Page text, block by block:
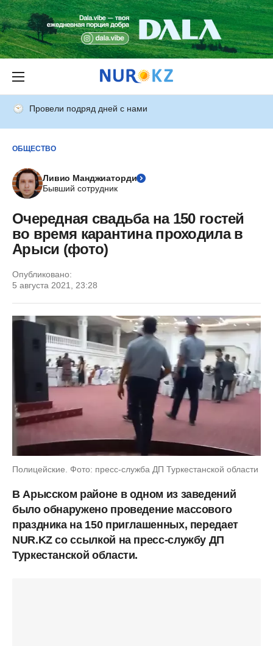
Провели подряд дней с нами
ОБЩЕСТВО
Ливио Манджиаторди
Бывший сотрудник
Очередная свадьба на 150 гостей
во время карантина проходила в
Арыси (фото)
Опубликовано:
5 августа 2021, 23:28
Полицейские. Фото: пресс-служба ДП Туркестанской области
В Арысском районе в одном из заведений
было обнаружено проведение массового
праздника на 150 приглашенных, передает
NUR.KZ со ссылкой на пресс-службу ДП
Туркестанской области.